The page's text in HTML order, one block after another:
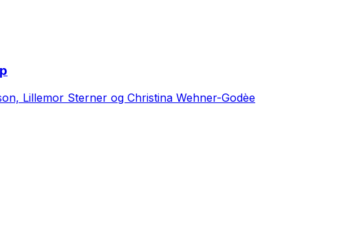
Lillemor Sterner og Christina Wehner-Godèe